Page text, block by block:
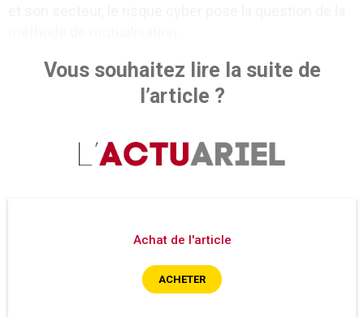
Vous souhaitez lire la suite de
l’article ?
Achat de l'article
ACHETER